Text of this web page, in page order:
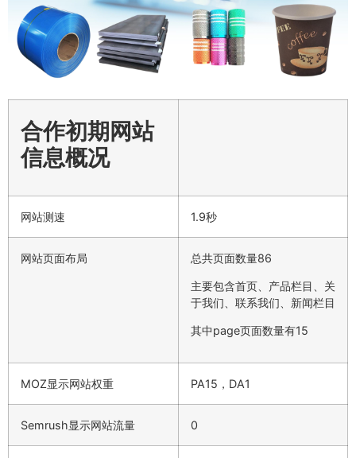
合作初期网站
信息概况
网站测速 1.9秒
网站页面布局 总共页面数量86
主要包含首页、产品栏目、关
于我们、联系我们、新闻栏目
其中page页面数量有15
MOZ显示网站权重 PA15，DA1
Semrush显示网站流量 0